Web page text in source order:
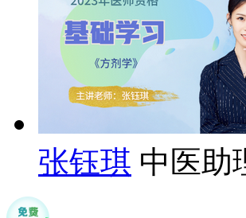
张钰琪 中医助